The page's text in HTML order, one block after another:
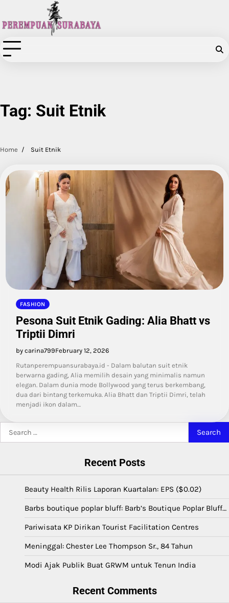
content
Tag: Suit Etnik
Home Suit Etnik
FASHION
Pesona Suit Etnik Gading: Alia Bhatt vs
Triptii Dimri
by carina799February 12, 2026
Rutanperempuansurabaya.id - Dalam balutan suit etnik
berwarna gading, Alia memilih desain yang minimalis namun
elegan. Dalam dunia mode Bollywood yang terus berkembang,
dua dari bintang terkemuka. Alia Bhatt dan Triptii Dimri, telah
menjadi ikon dalam…
for:
Recent Posts
Beauty Health Rilis Laporan Kuartalan: EPS ($0.02)
Barbs boutique poplar bluff: Barb’s Boutique Poplar Bluff…
Pariwisata KP Dirikan Tourist Facilitation Centres
Meninggal: Chester Lee Thompson Sr., 84 Tahun
Modi Ajak Publik Buat GRWM untuk Tenun India
Recent Comments